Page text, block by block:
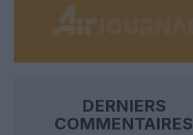
DERNIERS
COMMENTAIRES